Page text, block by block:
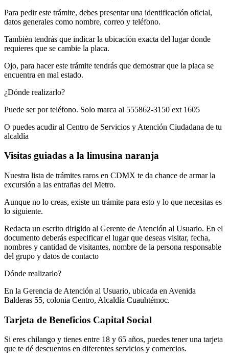
Para pedir este trámite, debes presentar una identificación oficial,
datos generales como nombre, correo y teléfono.
También tendrás que indicar la ubicación exacta del lugar donde
requieres que se cambie la placa.
Ojo, para hacer este trámite tendrás que demostrar que la placa se
encuentra en mal estado.
¿Dónde realizarlo?
Puede ser por teléfono. Solo marca al 555862-3150 ext 1605
O puedes acudir al Centro de Servicios y Atención Ciudadana de tu
alcaldía
Visitas guiadas a la limusina naranja
Nuestra lista de trámites raros en CDMX te da chance de armar la
excursión a las entrañas del Metro.
Aunque no lo creas, existe un trámite para esto y lo que necesitas es
lo siguiente.
Redacta un escrito dirigido al Gerente de Atención al Usuario. En el
documento deberás especificar el lugar que deseas visitar, fecha,
nombres y cantidad de visitantes, nombre de la persona responsable
del grupo y datos de contacto
Dónde realizarlo?
En la Gerencia de Atención al Usuario, ubicada en Avenida
Balderas 55, colonia Centro, Alcaldía Cuauhtémoc.
Tarjeta de Beneficios Capital Social
Si eres chilango y tienes entre 18 y 65 años, puedes tener una tarjeta
que te dé descuentos en diferentes servicios y comercios.